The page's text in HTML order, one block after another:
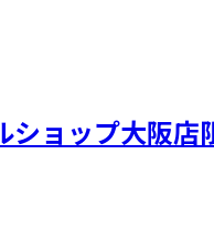
ョップ大阪